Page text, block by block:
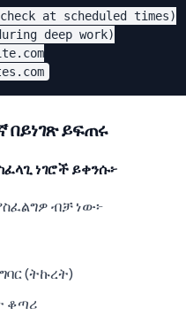
at scheduled times)
deep work)
በይነገጽ ይፍጠሩ
ነገሮች ይቀንሱ፦
ብቻ ነው፦
(ትኩረት)
ቆጣሪ